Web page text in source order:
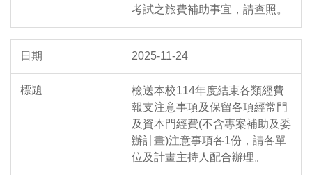
考試之旅費補助事宜，請查照。
2025-11-24
檢送本校114年度結束各類經費
報支注意事項及保留各項經常門
及資本門經費(不含專案補助及委
辦計畫)注意事項各1份，請各單
位及計畫主持人配合辦理。